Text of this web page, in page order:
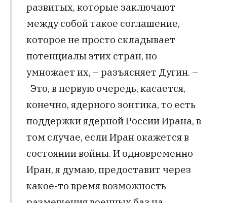
развитых, которые заключают
между собой такое соглашение,
которое не просто складывает
потенциалы этих стран, но
умножает их, – разъясняет Дугин. –
Это, в первую очередь, касается,
конечно, ядерного зонтика, то есть
поддержки ядерной России Ирана, в
том случае, если Иран окажется в
состоянии войны. И одновременно
Иран, я думаю, предоставит через
какое-то время возможность